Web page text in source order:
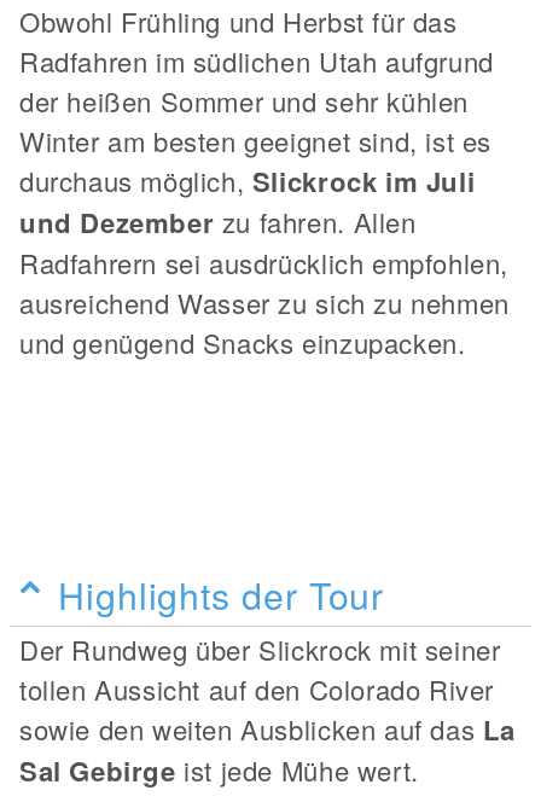
Obwohl Frühling und Herbst für das
Radfahren im südlichen Utah aufgrund
der heißen Sommer und sehr kühlen
Winter am besten geeignet sind, ist es
durchaus möglich, Slickrock im Juli
und Dezember zu fahren. Allen
Radfahrern sei ausdrücklich empfohlen,
ausreichend Wasser zu sich zu nehmen
und genügend Snacks einzupacken.
Highlights der Tour
Der Rundweg über Slickrock mit seiner
tollen Aussicht auf den Colorado River
sowie den weiten Ausblicken auf das La
Sal Gebirge ist jede Mühe wert.